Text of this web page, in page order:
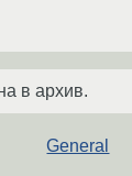
в архив.
General